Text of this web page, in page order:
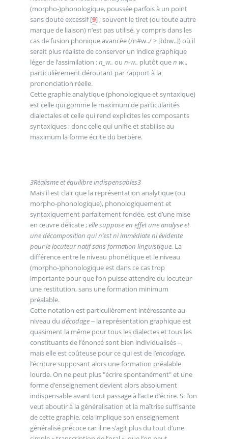
(morpho-)phonologique, poussée parfois à un point
sans doute excessif[9]; souvent le tiret (ou toute autre
marque de liaison) n’est pas utilisé, y compris dans les
cas de fusion phonique avancée (/n#w../ > [bbw..]) où il
serait plus réaliste de conserver un indice graphique
léger de l’assimilation :n_w.. ou n-w.. plutôt quen w..,
particulièrement déroutant par rapport à la
prononciation réelle.
Cette graphie analytique (phonologique et syntaxique)
est celle qui gomme le maximum de particularités
dialectales et celle qui rend explicites les composants
syntaxiques ; donc celle qui unifie et stabilise au
maximum la forme écrite du berbère.
3Réalisme et équilibre indispensables3
Mais il est clair que la représentation analytique (ou
morpho-phonologique), phonologiquement et
syntaxiquement parfaitement fondée, est d’une mise
en œuvre délicate ;elle suppose en effet une analyse et
une décomposition qui n’est ni immédiate ni évidente
pour le locuteur natif sans formation linguistique. La
différence entre le niveau phonétique et le niveau
(morpho-)phonologique est dans ce cas trop
importante pour que l’on puisse attendre du locuteur
une restitution, sans une formation minimum
préalable.
Cette notation est particulièrement intéressante au
niveau du décodage‒ la représentation graphique est
quasiment la même pour tous les dialectes et tous les
constituants de l’énoncé sont bien individualisés ‒,
mais elle est coûteuse pour ce qui est de l’encodage,
l’écriture supposant alors une formation préalable
lourde. On ne peut plus "écrire spontanément" et une
forme d’enseignement devient alors absolument
indispensable avant tout passage à l’acte d’écrire. Si l’on
veut aboutir à la généralisation et la maîtrise suffisante
de cette graphie, cela implique son enseignement
généralisé précoce car il ne s’agit plus du tout d’une